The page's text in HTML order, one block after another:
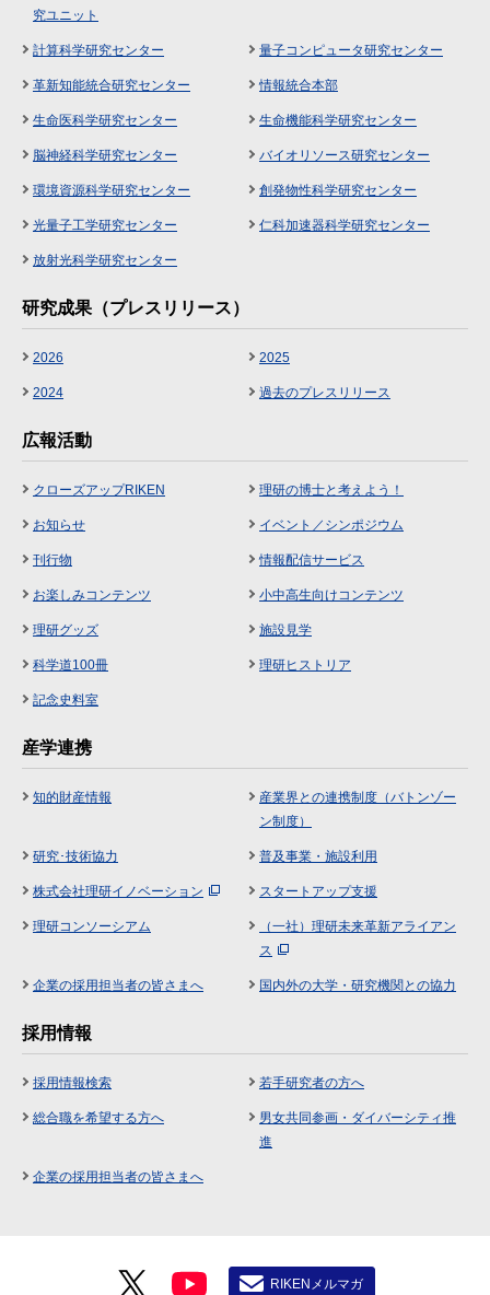
究ユニット
計算科学研究センター 量子コンピュータ研究センター
革新知能統合研究センター 情報統合本部
生命医科学研究センター 生命機能科学研究センター
脳神経科学研究センター バイオリソース研究センター
環境資源科学研究センター 創発物性科学研究センター
光量子工学研究センター 仁科加速器科学研究センター
放射光科学研究センター
研究成果（プレスリリース）
2026 2025
2024 過去のプレスリリース
広報活動
クローズアップRIKEN 理研の博士と考えよう！
お知らせ イベント／シンポジウム
刊行物 情報配信サービス
お楽しみコンテンツ 小中高生向けコンテンツ
理研グッズ 施設見学
科学道100冊 理研ヒストリア
記念史料室
産学連携
知的財産情報
産業界との連携制度（バトンゾー
ン制度）
研究･技術協力 普及事業・施設利用
株式会社理研イノベーション スタートアップ支援
理研コンソーシアム
（一社）理研未来革新アライアン
ス
企業の採用担当者の皆さまへ 国内外の大学・研究機関との協力
採用情報
採用情報検索 若手研究者の方へ
総合職を希望する方へ
男女共同参画・ダイバーシティ推
進
企業の採用担当者の皆さまへ
RIKENメルマガ